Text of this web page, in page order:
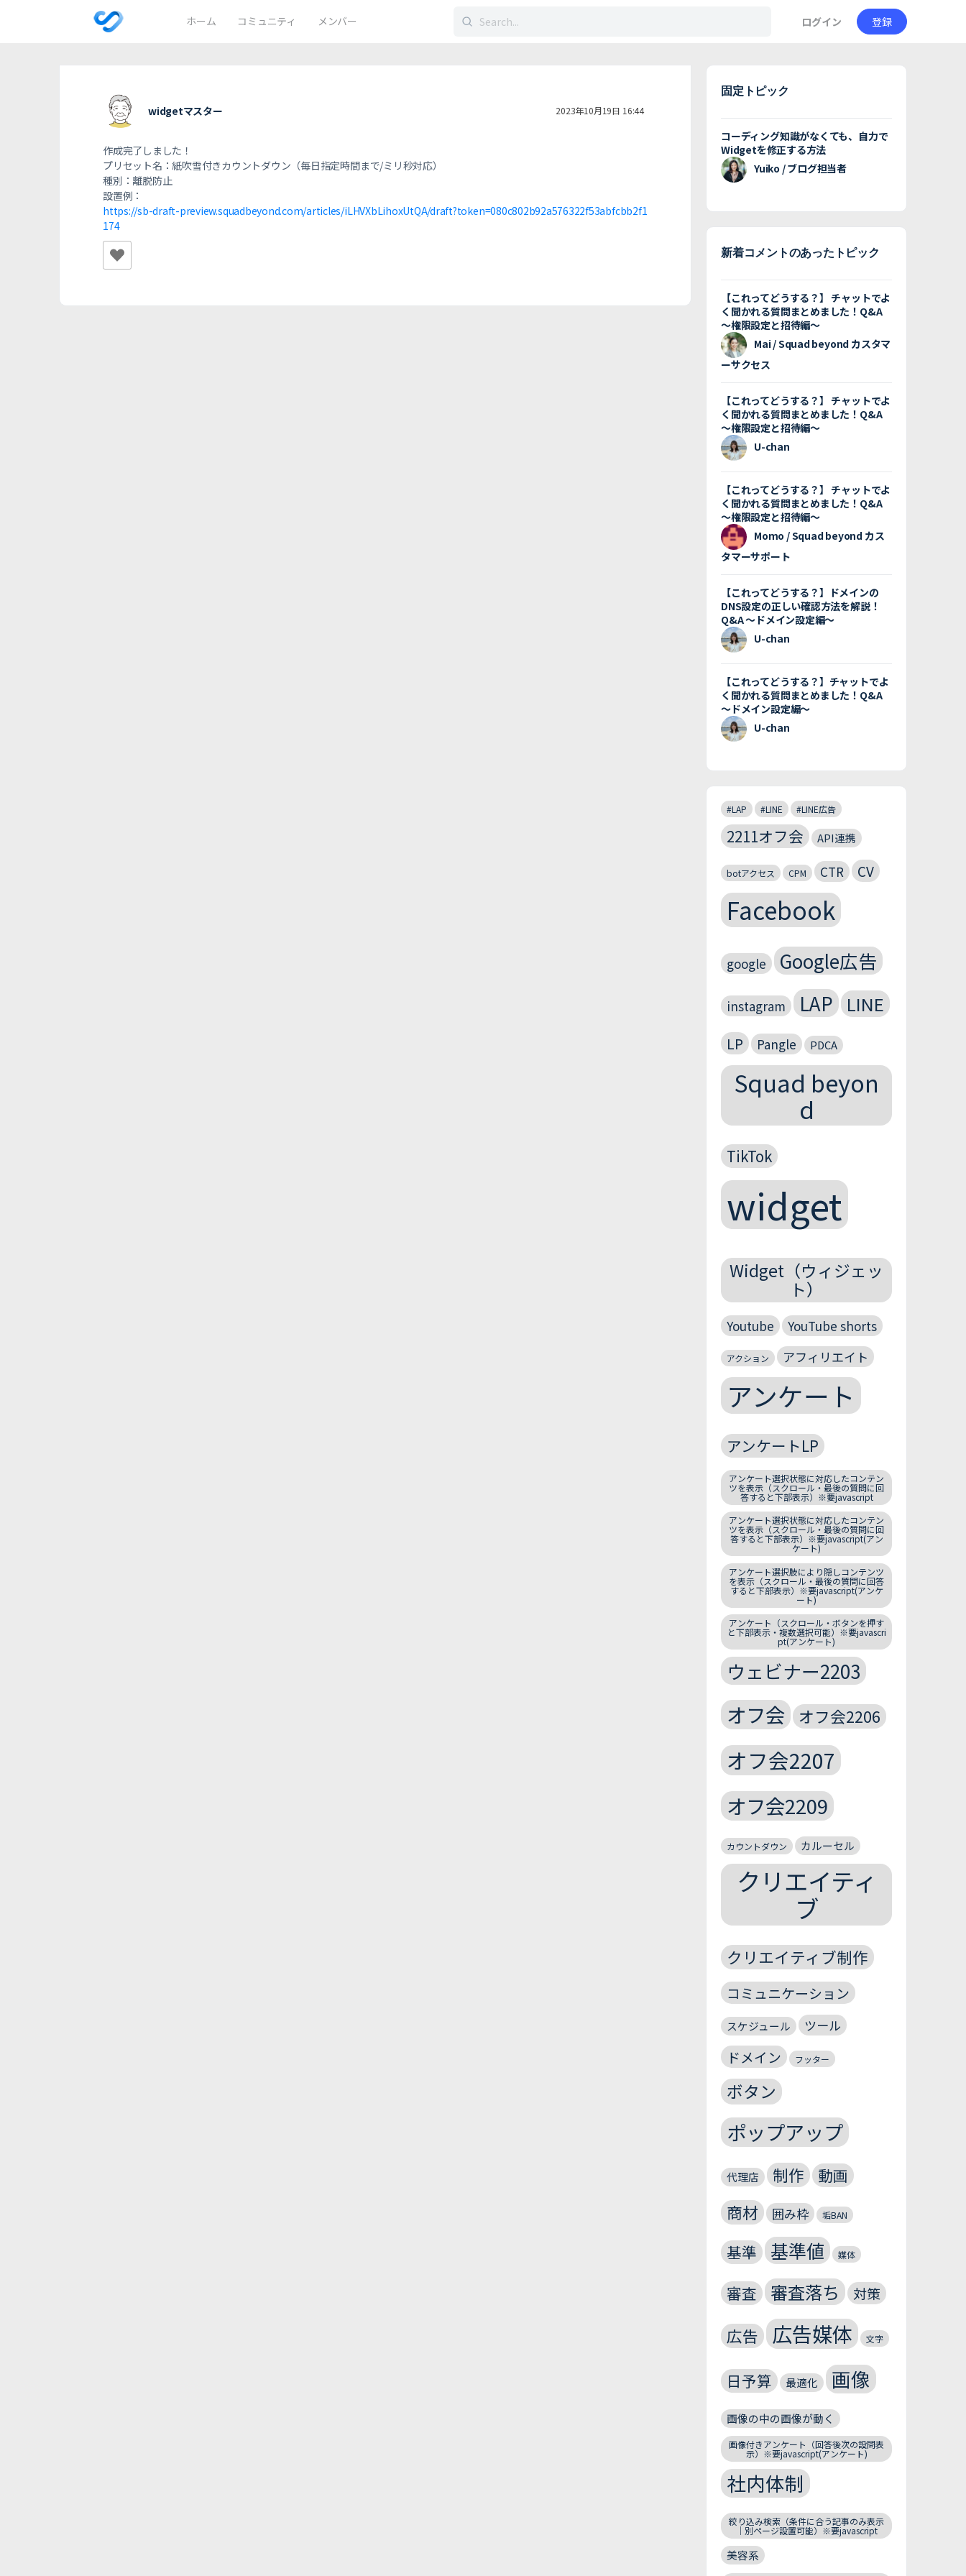
ホーム コミュニティ メンバー
検
ログイン 登録
widgetマスター 2023年10月19日 16:44
作成完了しました！
プリセット名：紙吹雪付きカウントダウン（毎日指定時間まで/ミリ秒対応）
種別：離脱防止
設置例：
https://sb-draft-preview.squadbeyond.com/articles/iLHVXbLihoxUtQA/draft?token=080c802b92a576322f53abfcbb2f1
174
固定トピック
コーディング知識がなくても、自力で
Widgetを修正する方法
Yuiko / ブログ担当者
新着コメントのあったトピック
【これってどうする？】 チャットでよ
く聞かれる質問まとめました！Q&A
〜権限設定と招待編〜
Mai / Squad beyond カスタマ
ーサクセス
【これってどうする？】 チャットでよ
く聞かれる質問まとめました！Q&A
〜権限設定と招待編〜
U-chan
【これってどうする？】 チャットでよ
く聞かれる質問まとめました！Q&A
〜権限設定と招待編〜
Momo / Squad beyond カス
タマーサポート
【これってどうする？】ドメインの
DNS設定の正しい確認方法を解説！
Q&A 〜ドメイン設定編〜
U-chan
【これってどうする？】チャットでよ
く聞かれる質問まとめました！Q&A
〜ドメイン設定編〜
U-chan
#LAP #LINE #LINE広告
2211オフ会 API連携
botアクセス CPM CTR CV
Facebook
google Google広告
instagram LAP LINE
LP Pangle PDCA
Squad beyon
d
TikTok
widget
Widget（ウィジェッ
ト）
Youtube YouTube shorts
アクション アフィリエイト
アンケート
アンケートLP
アンケート選択状態に対応したコンテン
ツを表示（スクロール・最後の質問に回
答すると下部表示）※要javascript
アンケート選択状態に対応したコンテン
ツを表示（スクロール・最後の質問に回
答すると下部表示）※要javascript(アン
ケート)
アンケート選択肢により隠しコンテンツ
を表示（スクロール・最後の質問に回答
すると下部表示）※要javascript(アンケ
ート)
アンケート（スクロール・ボタンを押す
と下部表示・複数選択可能）※要javascri
pt(アンケート)
ウェビナー2203
オフ会 オフ会2206
オフ会2207
オフ会2209
カウントダウン カルーセル
クリエイティ
ブ
クリエイティブ制作
コミュニケーション
スケジュール ツール
ドメイン フッター
ボタン
ポップアップ
代理店 制作 動画
商材 囲み枠 垢BAN
基準 基準値 媒体
審査 審査落ち 対策
広告 広告媒体 文字
日予算 最適化 画像
画像の中の画像が動く
画像付きアンケート（回答後次の設問表
示）※要javascript(アンケート)
社内体制
絞り込み検索（条件に合う記事のみ表示
｜別ページ設置可能）※要javascript
美容系